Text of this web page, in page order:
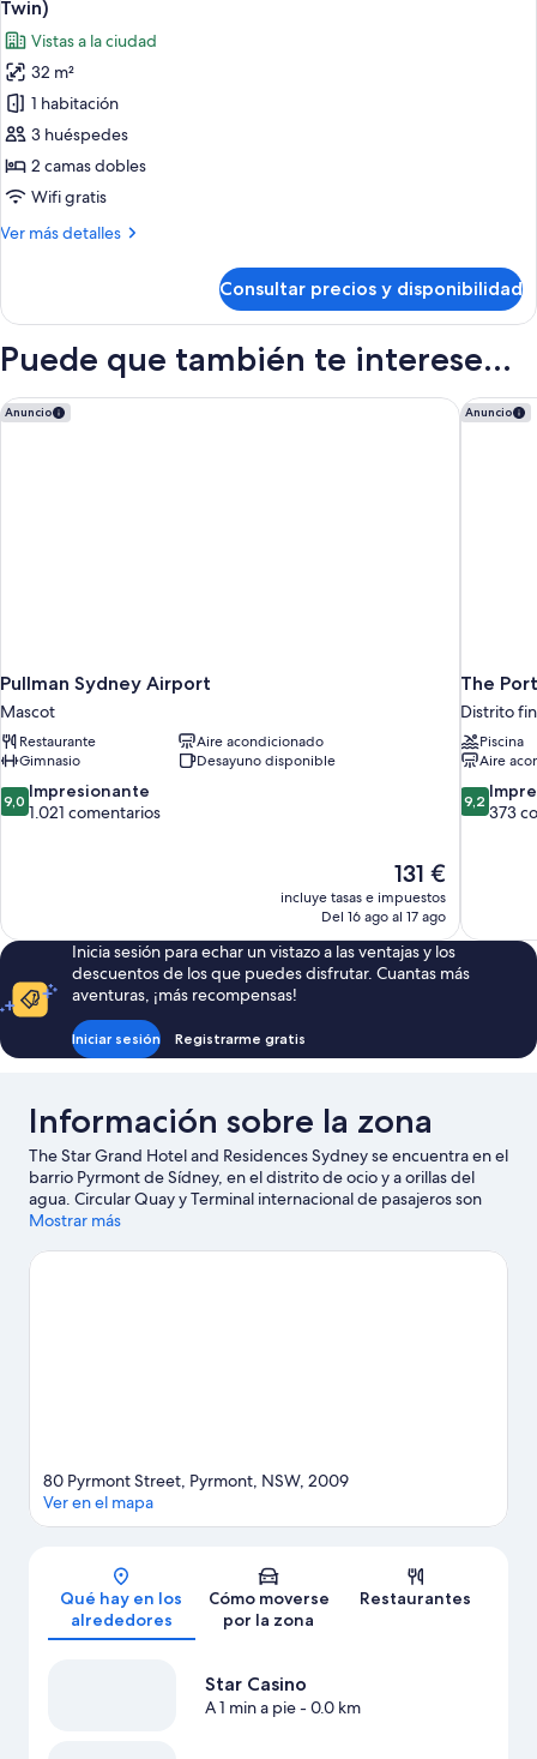
individuales
las
fotos
de
Habitación
Premium
con
2
individuales
Twin)
Vistas a la ciudad
32 m²
1 habitación
3 huéspedes
2 camas dobles
Wifi gratis
Ver más detalles
Más
Premium
2
individuales
(Harbour
Consultar precios y disponibilidad
Puede que también te interese...
Anuncio
Pullman Sydney Airport
Mascot
Restaurante
Aire acondicionado
Gimnasio
Desayuno disponible
9.0
sobre
9,0 Impresionante
1.021 comentarios
El
precio
actual
de
131 €
131 €
incluye tasas e impuestos
Del 16 ago al 17 ago
Pullman Sydney Airport Anuncio
The
Distrito
Piscina
Aire
9.2
sobre
9,2
373
The
Inicia sesión para echar un vistazo a las ventajas y los
descuentos de los que puedes disfrutar. Cuantas más
aventuras, ¡más recompensas!
Iniciar sesión Registrarme gratis
Información sobre la zona
The Star Grand Hotel and Residences Sydney se encuentra en el
barrio Pyrmont de Sídney, en el distrito de ocio y a orillas del
agua. Circular Quay y Terminal internacional de pasajeros son
excelentes opciones para los que buscan unas vacaciones
y Playa de Coogee son lo que necesitas. ¿Te apetece disfrutar
Mostrar más
Mapa
80 Pyrmont Street, Pyrmont, NSW, 2009
Ver en el mapa
Qué hay en los
alrededores
Cómo moverse
por la zona
Restaurantes
Star Casino
A 1 min a pie- 0.0 km